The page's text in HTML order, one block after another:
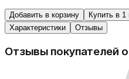
Добавить в корзину
Купить в 1
Характеристики
Отзывы
Отзывы покупателей